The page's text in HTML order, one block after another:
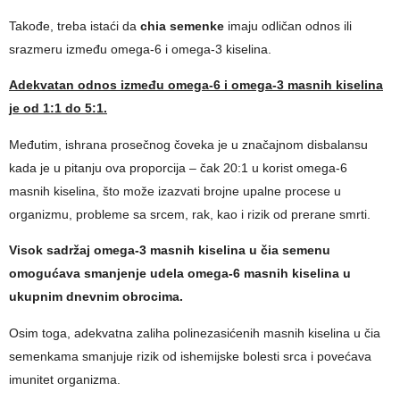
Takođe, treba istaći da chia semenke imaju odličan odnos ili
srazmeru između omega-6 i omega-3 kiselina.
Adekvatan odnos između omega-6 i omega-3 masnih kiselina
je od 1:1 do 5:1.
Međutim, ishrana prosečnog čoveka je u značajnom disbalansu
kada je u pitanju ova proporcija – čak 20:1 u korist omega-6
masnih kiselina, što može izazvati brojne upalne procese u
organizmu, probleme sa srcem, rak, kao i rizik od prerane smrti.
Visok sadržaj omega-3 masnih kiselina u čia semenu
omogućava smanjenje udela omega-6 masnih kiselina u
ukupnim dnevnim obrocima.
Osim toga, adekvatna zaliha polinezasićenih masnih kiselina u čia
semenkama smanjuje rizik od ishemijske bolesti srca i povećava
imunitet organizma.